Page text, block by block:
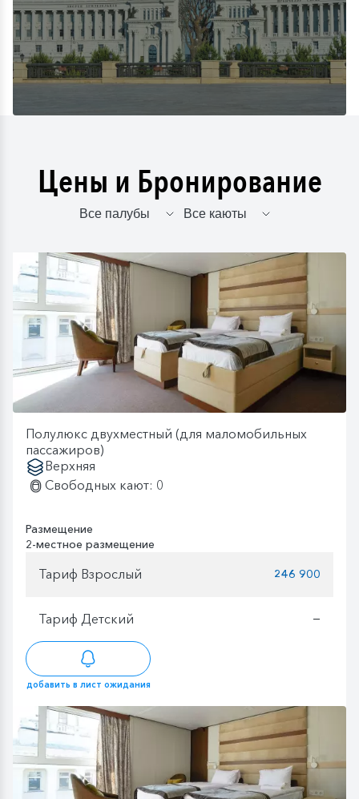
Цены и Бронирование
Полулюкс двухместный (для маломобильных
пассажиров)
Верхняя
Свободных кают: 0
Размещение
2-местное размещение
Тариф Взрослый 246 900
Тариф Детский —
добавить в лист ожидания